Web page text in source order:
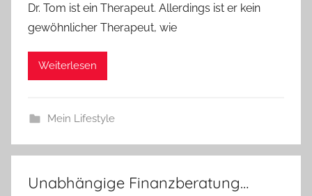
Dr. Tom ist ein Therapeut. Allerdings ist er kein
gewöhnlicher Therapeut, wie
Weiterlesen
Mein Lifestyle
Unabhängige Finanzberatung…